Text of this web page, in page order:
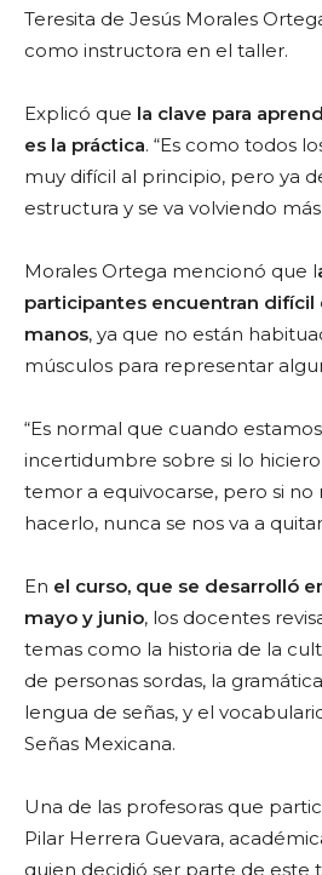
Teresita de Jesús Morales
como instructora en el taller.
Explicó que la clave para
es la práctica. “Es como todos
muy difícil al principio, pero ya
estructura y se va volviendo
Morales Ortega mencionó que l
participantes encuentran
manos, ya que no están
músculos para representar
“Es normal que cuando
incertidumbre sobre si lo
temor a equivocarse, pero si no
hacerlo, nunca se nos va a
En el curso, que se desarrolló
mayo y junio, los docentes
temas como la historia de la
de personas sordas, la
lengua de señas, y el
Señas Mexicana.
Una de las profesoras que
Pilar Herrera Guevara,
quien decidió ser parte de este